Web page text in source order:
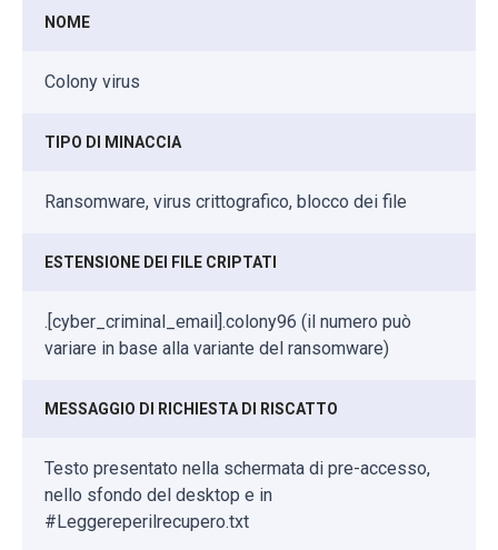
NOME
Colony virus
TIPO DI MINACCIA
Ransomware, virus crittografico, blocco dei file
ESTENSIONE DEI FILE CRIPTATI
.[cyber_criminal_email].colony96 (il numero può
variare in base alla variante del ransomware)
MESSAGGIO DI RICHIESTA DI RISCATTO
Testo presentato nella schermata di pre-accesso,
nello sfondo del desktop e in
#Leggereperilrecupero.txt